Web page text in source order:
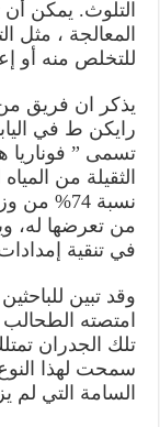
التلوث. يمكن
المعالجة ، مثل
للتخلص منه أو
يذكر ان فريق
رايكن ط في
تسمى ” فوناريا
الثقيلة من
من تعرضها له،
في تنقية
امتصته
تلك الجدران
سمحت لهذا
السامة التي لم